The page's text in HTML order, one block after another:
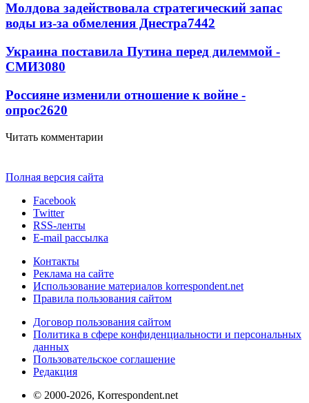
Молдова задействовала стратегический запас
воды из-за обмеления Днестра7442
Украина поставила Путина перед дилеммой -
СМИ3080
Россияне изменили отношение к войне -
опрос2620
Читать комментарии
Полная версия сайта
Facebook
Twitter
RSS-ленты
E-mail рассылка
Контакты
Реклама на сайте
Использование материалов korrespondent.net
Правила пользования сайтом
Договор пользования сайтом
Политика в сфере конфиденциальности и персональных
данных
Пользовательское соглашение
Редакция
© 2000-2026, Korrespondent.net